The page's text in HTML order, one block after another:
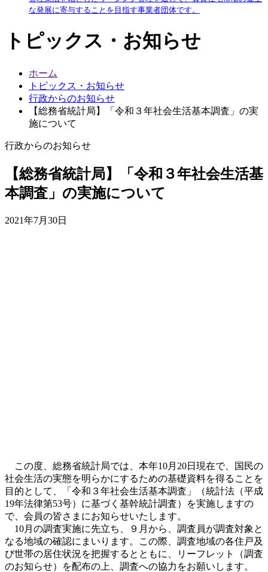
な発展に寄与することを目指す事業者団体です。
トピックス・お知らせ
ホーム
トピックス・お知らせ
行政からのお知らせ
【総務省統計局】「令和３年社会生活基本調査」の実
施について
行政からのお知らせ
【総務省統計局】「令和３年社会生活基
本調査」の実施について
2021年7月30日
この度、総務省統計局では、本年10月20日現在で、国民の
社会生活の実態を明らかにするための基礎資料を得ることを
目的として、「令和３年社会生活基本調査」（統計法（平成
19年法律第53号）に基づく基幹統計調査）を実施しますの
で、会員の皆さまにお知らせいたします。
10月の調査実施に先立ち、９月から、調査員が調査対象と
なる地域の確認にまいります。この際、調査地域の各住戸及
び世帯の居住状況を把握するとともに、リーフレット（調査
のお知らせ）を配布の上、調査への協力をお願いします。